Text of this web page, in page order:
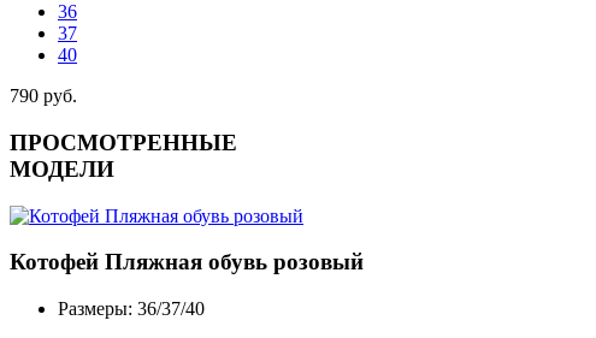
36
37
40
790 руб.
ПРОСМОТРЕННЫЕ
МОДЕЛИ
Котофей Пляжная обувь розовый
Размеры: 36/37/40